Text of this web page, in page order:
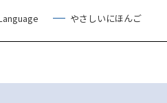
やさしいにほんご